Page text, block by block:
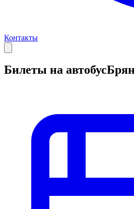
Контакты
Билеты на автобус